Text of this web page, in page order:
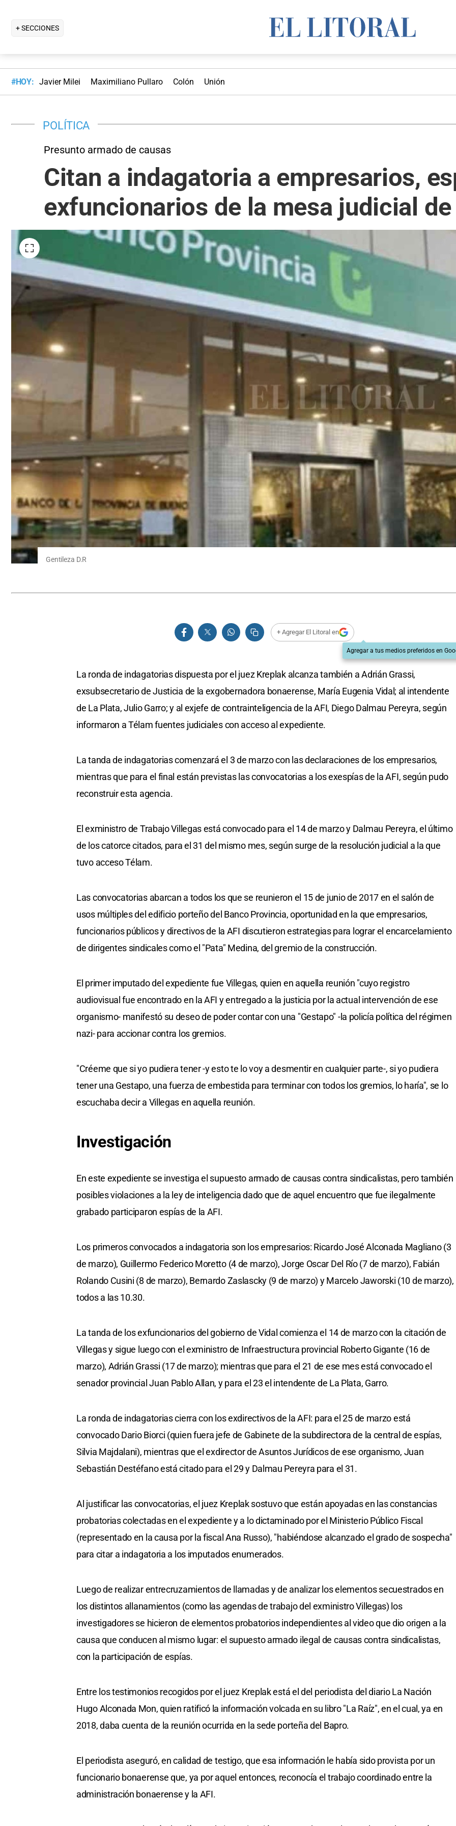
+ SECCIONES
#HOY: Javier Milei Maximiliano Pullaro Colón Unión
POLÍTICA
Presunto armado de causas
Citan a indagatoria a empresarios,
exfuncionarios de la mesa judicial
Gentileza D.R
+ Agregar El Litoral en
Agregar a tus medios preferidos en
La ronda de indagatorias dispuesta por el juez Kreplak alcanza también a Adrián Grassi,
exsubsecretario de Justicia de la exgobernadora bonaerense, María Eugenia Vidal; al intendente
de La Plata, Julio Garro; y al exjefe de contrainteligencia de la AFI, Diego Dalmau Pereyra, según
informaron a Télam fuentes judiciales con acceso al expediente.
La tanda de indagatorias comenzará el 3 de marzo con las declaraciones de los empresarios,
mientras que para el final están previstas las convocatorias a los exespías de la AFI, según pudo
reconstruir esta agencia.
El exministro de Trabajo Villegas está convocado para el 14 de marzo y Dalmau Pereyra, el último
de los catorce citados, para el 31 del mismo mes, según surge de la resolución judicial a la que
tuvo acceso Télam.
Las convocatorias abarcan a todos los que se reunieron el 15 de junio de 2017 en el salón de
usos múltiples del edificio porteño del Banco Provincia, oportunidad en la que empresarios,
funcionarios públicos y directivos de la AFI discutieron estrategias para lograr el encarcelamiento
de dirigentes sindicales como el "Pata" Medina, del gremio de la construcción.
El primer imputado del expediente fue Villegas, quien en aquella reunión "cuyo registro
audiovisual fue encontrado en la AFI y entregado a la justicia por la actual intervención de ese
organismo- manifestó su deseo de poder contar con una "Gestapo" -la policía política del régimen
nazi- para accionar contra los gremios.
"Créeme que si yo pudiera tener -y esto te lo voy a desmentir en cualquier parte-, si yo pudiera
tener una Gestapo, una fuerza de embestida para terminar con todos los gremios, lo haría", se lo
escuchaba decir a Villegas en aquella reunión.
Investigación
En este expediente se investiga el supuesto armado de causas contra sindicalistas, pero también
posibles violaciones a la ley de inteligencia dado que de aquel encuentro que fue ilegalmente
grabado participaron espías de la AFI.
Los primeros convocados a indagatoria son los empresarios: Ricardo José Alconada Magliano (3
de marzo), Guillermo Federico Moretto (4 de marzo), Jorge Oscar Del Río (7 de marzo), Fabián
Rolando Cusini (8 de marzo), Bernardo Zaslascky (9 de marzo) y Marcelo Jaworski (10 de marzo),
todos a las 10.30.
La tanda de los exfuncionarios del gobierno de Vidal comienza el 14 de marzo con la citación de
Villegas y sigue luego con el exministro de Infraestructura provincial Roberto Gigante (16 de
marzo), Adrián Grassi (17 de marzo); mientras que para el 21 de ese mes está convocado el
senador provincial Juan Pablo Allan, y para el 23 el intendente de La Plata, Garro.
La ronda de indagatorias cierra con los exdirectivos de la AFI: para el 25 de marzo está
convocado Dario Biorci (quien fuera jefe de Gabinete de la subdirectora de la central de espías,
Silvia Majdalani), mientras que el exdirector de Asuntos Jurídicos de ese organismo, Juan
Sebastián Destéfano está citado para el 29 y Dalmau Pereyra para el 31.
Al justificar las convocatorias, el juez Kreplak sostuvo que están apoyadas en las constancias
probatorias colectadas en el expediente y a lo dictaminado por el Ministerio Público Fiscal
(representado en la causa por la fiscal Ana Russo), "habiéndose alcanzado el grado de sospecha"
para citar a indagatoria a los imputados enumerados.
Luego de realizar entrecruzamientos de llamadas y de analizar los elementos secuestrados en
los distintos allanamientos (como las agendas de trabajo del exministro Villegas) los
investigadores se hicieron de elementos probatorios independientes al video que dio origen a la
causa que conducen al mismo lugar: el supuesto armado ilegal de causas contra sindicalistas,
con la participación de espías.
Entre los testimonios recogidos por el juez Kreplak está el del periodista del diario La Nación
Hugo Alconada Mon, quien ratificó la información volcada en su libro "La Raíz", en el cual, ya en
2018, daba cuenta de la reunión ocurrida en la sede porteña del Bapro.
El periodista aseguró, en calidad de testigo, que esa información le había sido provista por un
funcionario bonaerense que, ya por aquel entonces, reconocía el trabajo coordinado entre la
administración bonaerense y la AFI.